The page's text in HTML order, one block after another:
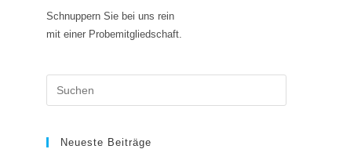
Schnuppern Sie bei uns rein
mit einer Probemitgliedschaft.
Neueste Beiträge